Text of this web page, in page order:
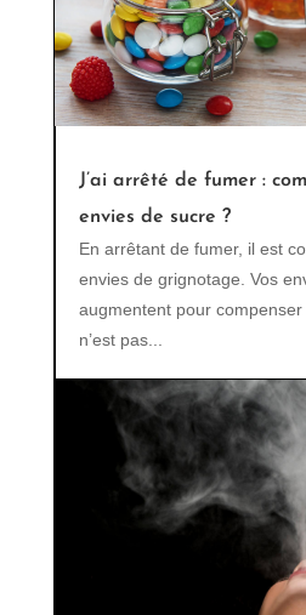
J’ai arrêté de fumer :
envies de sucre ?
En arrêtant de fumer, il est
envies de grignotage. Vos
augmentent pour
n’est pas...